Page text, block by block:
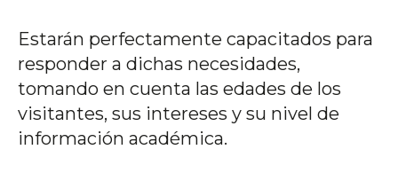
Estarán perfectamente capacitados para
responder a dichas necesidades,
tomando en cuenta las edades de los
visitantes, sus intereses y su nivel de
información académica.